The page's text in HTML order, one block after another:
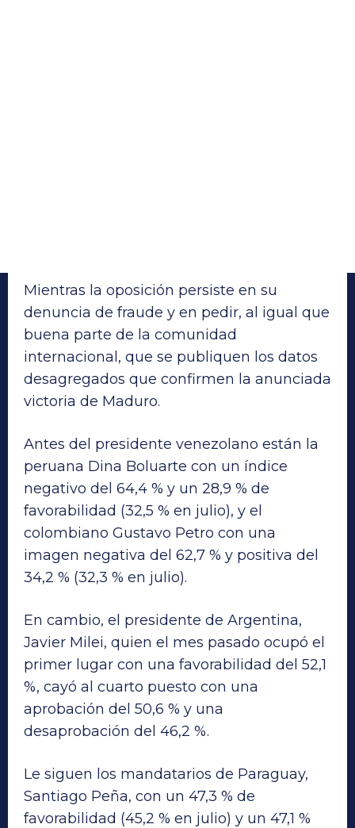
Mientras la oposición persiste en su
denuncia de fraude y en pedir, al igual que
buena parte de la comunidad
internacional, que se publiquen los datos
desagregados que confirmen la anunciada
victoria de Maduro.
Antes del presidente venezolano están la
peruana Dina Boluarte con un índice
negativo del 64,4 % y un 28,9 % de
favorabilidad (32,5 % en julio), y el
colombiano Gustavo Petro con una
imagen negativa del 62,7 % y positiva del
34,2 % (32,3 % en julio).
En cambio, el presidente de Argentina,
Javier Milei, quien el mes pasado ocupó el
primer lugar con una favorabilidad del 52,1
%, cayó al cuarto puesto con una
aprobación del 50,6 % y una
desaprobación del 46,2 %.
Le siguen los mandatarios de Paraguay,
Santiago Peña, con un 47,3 % de
favorabilidad (45,2 % en julio) y un 47,1 %